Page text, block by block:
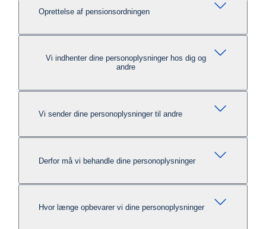
Oprettelse af pensionsordningen
Vi indhenter dine personoplysninger hos dig og
andre
Vi sender dine personoplysninger til andre
Derfor må vi behandle dine personoplysninger
Hvor længe opbevarer vi dine personoplysninger